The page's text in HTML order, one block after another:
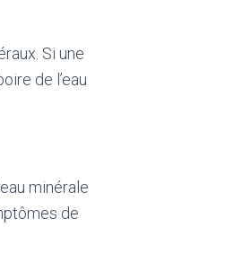
Si une
de l’eau
minérale
de